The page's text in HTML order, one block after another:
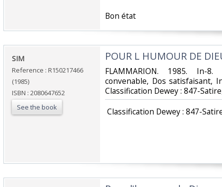
‎Bon état‎
‎SIM‎
Reference : R150217466
(1985)
ISBN : 2080647652
See the book
‎POUR L HUMOUR DE
‎FLAMMARION. 1985. In-
convenable, Dos satisfaisant,
Classification Dewey : 847-
Classification Dewey : 847-